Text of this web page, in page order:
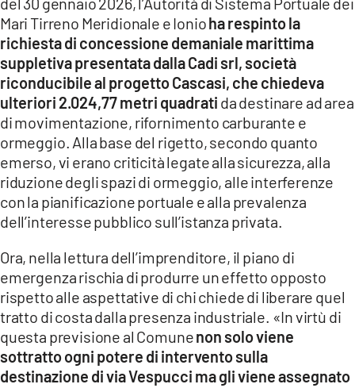
Mari Tirreno Meridionale e Ionioha respinto la
richiesta di concessione demaniale marittima
suppletiva presentata dalla Cadi srl, società
riconducibile al progetto Cascasi, che chiedeva
ulteriori 2.024,77 metri quadrati da destinare ad area
di movimentazione, rifornimento carburante e
ormeggio. Alla base del rigetto, secondo quanto
emerso, vi erano criticità legate alla sicurezza, alla
riduzione degli spazi di ormeggio, alle interferenze
con la pianificazione portuale e alla prevalenza
dell’interesse pubblico sull’istanza privata.
Ora, nella lettura dell’imprenditore, il piano di
emergenza rischia di produrre un effetto opposto
rispetto alle aspettative di chi chiede di liberare quel
tratto di costa dalla presenza industriale. «In virtù di
questa previsione al Comunenon solo viene
sottratto ogni potere di intervento sulla
destinazione di via Vespucci ma gli viene assegnato